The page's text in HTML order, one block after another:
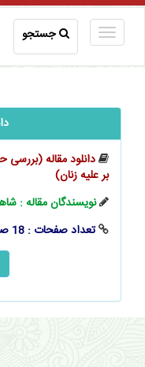
جستجو
دانلود مقاله
بر علیه زنان)
نویسندگان مقاله :
تعداد صفحات : 18 صفحه